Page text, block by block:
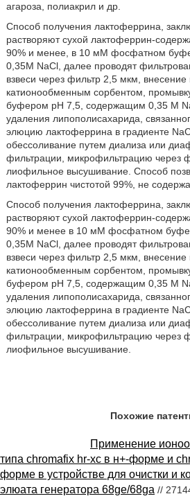
агароза, полиакрил и др.
Способ получения лактоферрина,
растворяют сухой лактоферрин-
90% и менее, в 10 мМ фосфатном
0,35М NaCl, далее проводят
взвеси через фильтр 2,5 мкм, внесение
катионообменным сорбентом,
буфером рН 7,5, содержащим 0,35 М
удаления липополисахарида,
элюцию лактоферрина в градиенте
обессоливание путем диализа или
фильтрации, микрофильтрацию через
лиофильное высушивание. Способ
лактоферрин чистотой 99%, не
Способ получения лактоферрина,
растворяют сухой лактоферрин-
90% и менее в 10 мМ фосфатном
0,35М NaCl, далее проводят
взвеси через фильтр 2,5 мкм, внесение
катионообменным сорбентом,
буфером рН 7,5, содержащим 0,35 М
удаления липополисахарида,
элюцию лактоферрина в градиенте
обессоливание путем диализа или
фильтрации, микрофильтрацию через
лиофильное высушивание.
Похожие
Применение
типа chromafix hr-xc в н+-форме и
форме в устройстве для очистки и
элюата генератора 68ge/68ga //